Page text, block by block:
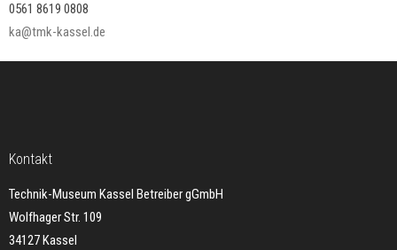
0561 8619 0808
ka@tmk-kassel.de
Kontakt
Technik-Museum Kassel Betreiber gGmbH
Wolfhager Str. 109
34127 Kassel